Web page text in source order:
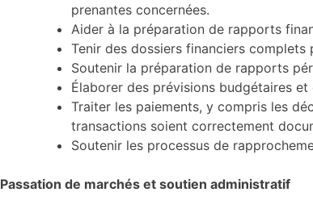
prenantes concernées.
Aider à la préparation de rapports
Tenir des dossiers financiers
Soutenir la préparation de rapports
Élaborer des prévisions budgétaires
Traiter les paiements, y compris les
transactions soient correctement
Soutenir les processus de
Passation de marchés et soutien administratif